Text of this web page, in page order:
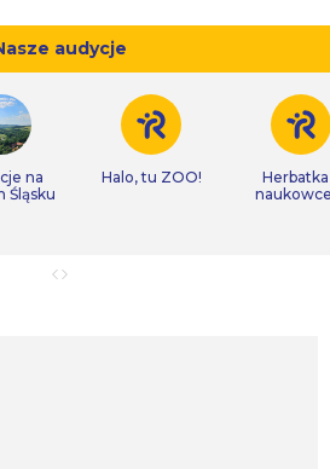
audycje
na
Śląsku
Halo, tu ZOO!